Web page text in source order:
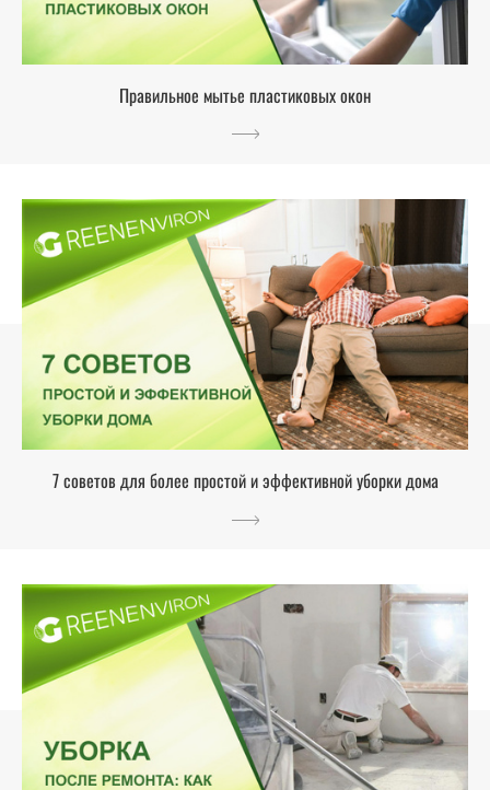
Правильное мытье пластиковых окон
7 советов для более простой и эффективной уборки дома